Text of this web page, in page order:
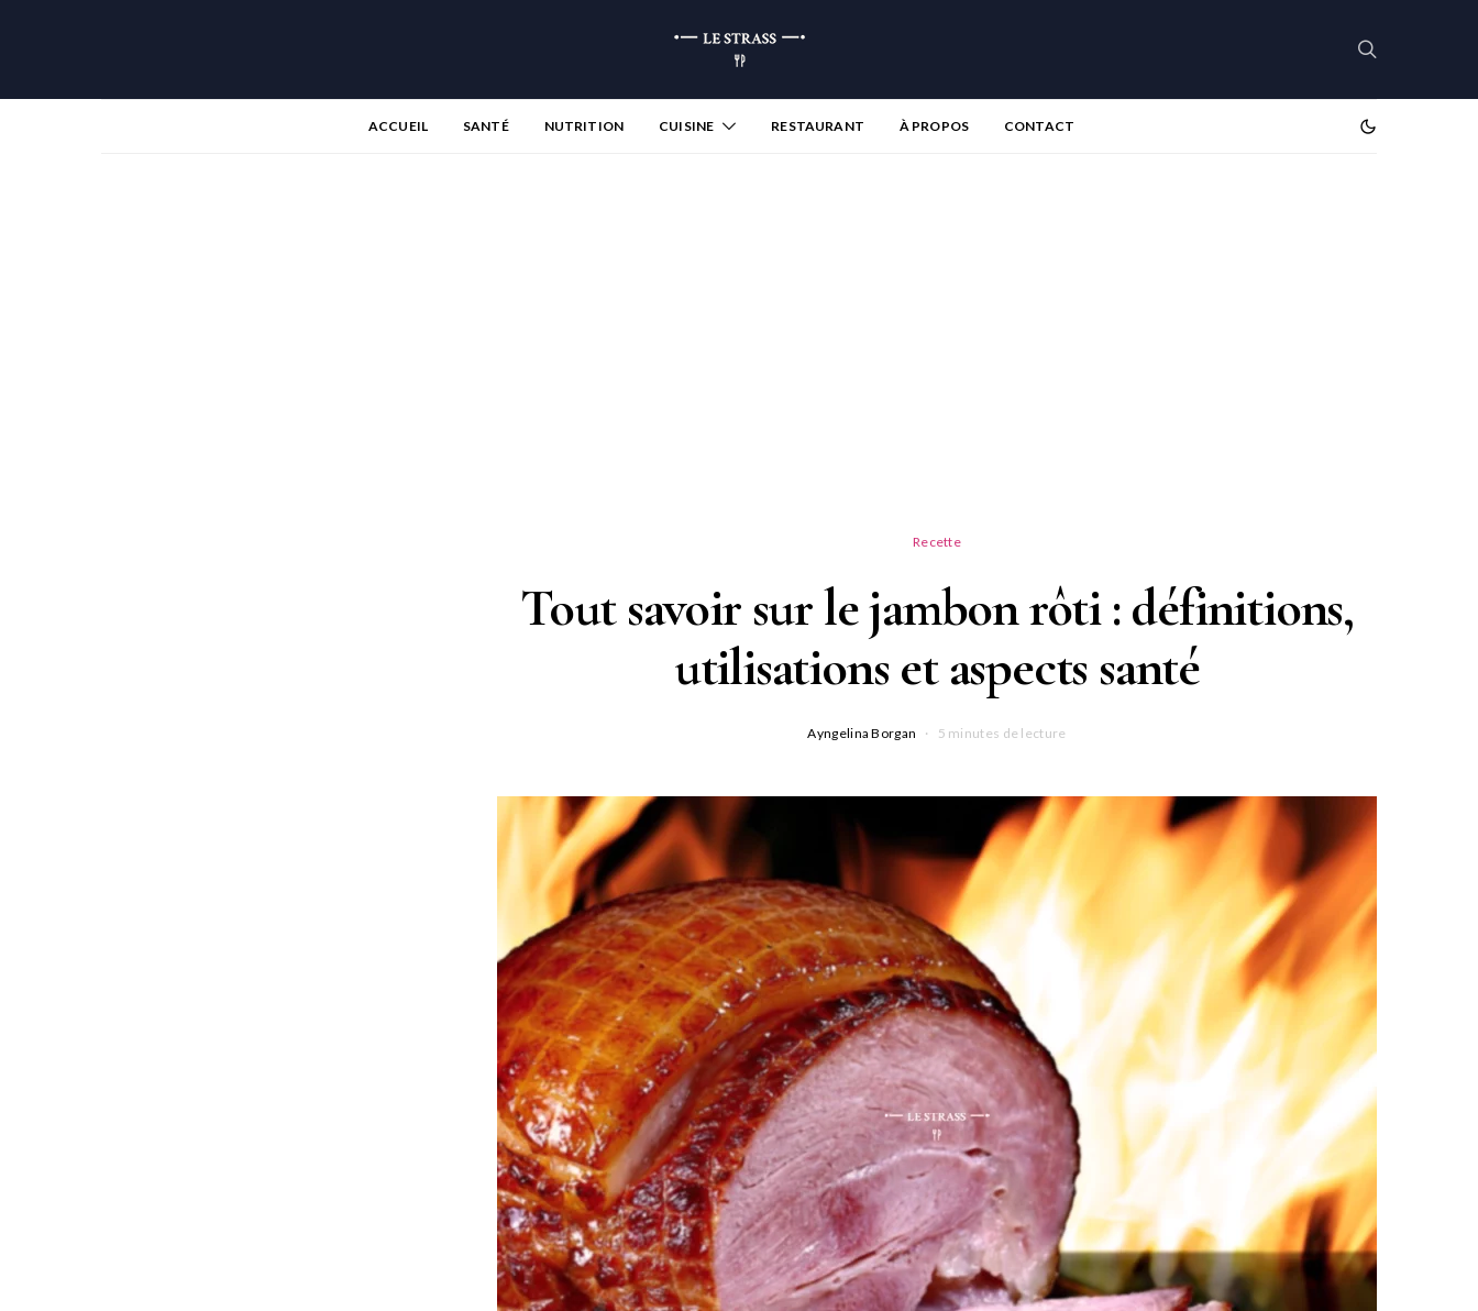
ACCUEIL SANTÉ NUTRITION CUISINE RESTAURANT À PROPOS CONTACT
Recette
Tout savoir sur le jambon rôti : définitions,
utilisations et aspects santé
Ayngelina Borgan 5 minutes de lecture